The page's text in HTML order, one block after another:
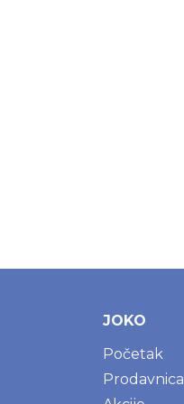
JOKO
Početak
Prodavnica